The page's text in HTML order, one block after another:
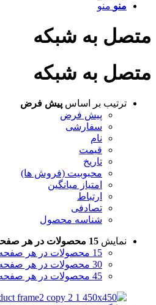
منو منو
متصل به شبکه
متصل به شبکه
ترتیب بر اساس پیش فرض
پیش فرض
سفارشی
نام
قیمت
تاریخ
محبوبیت (فروش ها)
امتیاز میانگین
ارتباط
تصادفی
شناسه محصول
نمایش 15 محصولات در هر صفحه
15 محصولات در هر صفحه
30 محصولات در هر صفحه
45 محصولات در هر صفحه